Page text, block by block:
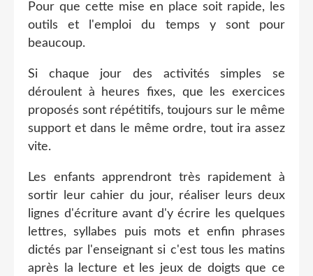
Pour que cette mise en place soit rapide, les
outils et l'emploi du temps y sont pour
beaucoup.
Si chaque jour des activités simples se
déroulent à heures fixes, que les exercices
proposés sont répétitifs, toujours sur le même
support et dans le même ordre, tout ira assez
vite.
Les enfants apprendront très rapidement à
sortir leur cahier du jour, réaliser leurs deux
lignes d'écriture avant d'y écrire les quelques
lettres, syllabes puis mots et enfin phrases
dictés par l'enseignant si c'est tous les matins
après la lecture et les jeux de doigts que ce